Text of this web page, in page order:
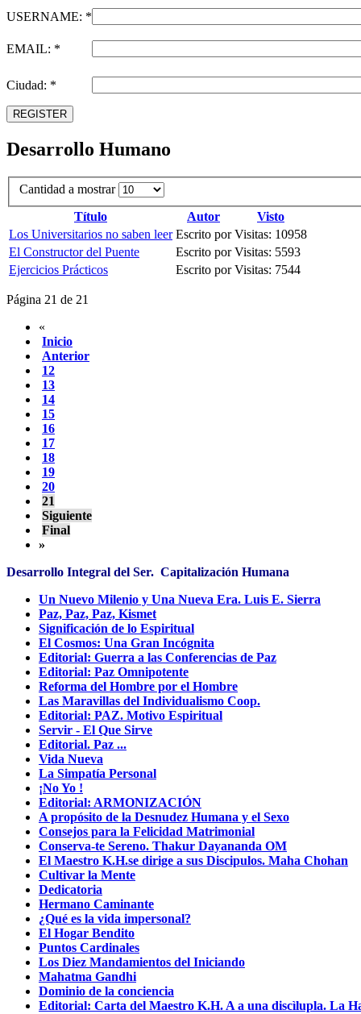
USERNAME: *
EMAIL: *
Ciudad: *
REGISTER
Desarrollo Humano
Cantidad a mostrar
Título
Autor
Visto
Los Universitarios no saben leer Escrito por Visitas: 10958
El Constructor del Puente
Escrito por Visitas: 5593
Ejercicios Prácticos
Escrito por Visitas: 7544
Página 21 de 21
«
Inicio
Anterior
12
13
14
15
16
17
18
19
20
21
Siguiente
Final
»
Desarrollo Integral del Ser. Capitalización Humana
Un Nuevo Milenio y Una Nueva Era. Luis E. Sierra
Paz, Paz, Paz, Kismet
Significación de lo Espiritual
El Cosmos: Una Gran Incógnita
Editorial: Guerra a las Conferencias de Paz
Editorial: Paz Omnipotente
Reforma del Hombre por el Hombre
Las Maravillas del Individualismo Coop.
Editorial: PAZ. Motivo Espiritual
Servir - El Que Sirve
Editorial. Paz ...
Vida Nueva
La Simpatía Personal
¡No Yo !
Editorial: ARMONIZACIÓN
A propósito de la Desnudez Humana y el Sexo
Consejos para la Felicidad Matrimonial
Conserva-te Sereno. Thakur Dayananda OM
El Maestro K.H.se dirige a sus Discipulos. Maha Chohan
Cultivar la Mente
Dedicatoria
Hermano Caminante
¿Qué es la vida impersonal?
El Hogar Bendito
Puntos Cardinales
Los Diez Mandamientos del Iniciando
Mahatma Gandhi
Dominio de la conciencia
Editorial: Carta del Maestro K.H. A a una discìlupla. La